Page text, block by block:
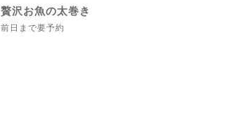
贅沢お魚の太巻き
前日まで要予約